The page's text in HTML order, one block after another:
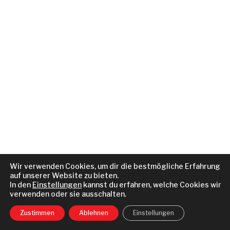
Wir verwenden Cookies, um dir die bestmögliche Erfahrung
auf unserer Website zu bieten.
In den Einstellungen kannst du erfahren, welche Cookies wir
verwenden oder sie ausschalten.
Zustimmen Ablehnen Einstellungen